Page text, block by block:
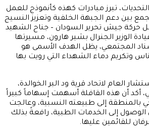
تبرز مبادرات كهذه كأنموذج للعمل
بين دعم الجبهة الخلفية وتعزيز النسيج
حركة جيش تحرير السودان – جناح الشهيد
الوزير الجنرال بشير هارون، مسيرتها
المجتمعي، يظل الهدف الأسمى هو
وتكريم دماء الشهداء التي رويت بها
العام لاتحاد قرية ود البر الخوالدة،
أكد أن هذه القافلة أسهمت إسهاماً كبيراً
بالمنطقة إلى طبيعته النسبية، وعالجت
إلى الخدمات الطبية، رافعةً بذلك
للقائمين عليها.